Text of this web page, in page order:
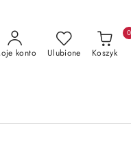
konto Ulubione Koszyk
0